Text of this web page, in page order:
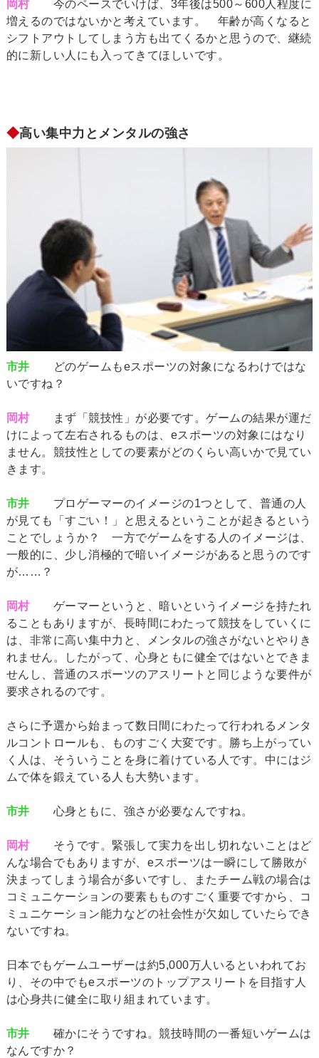
岡村今のペースでいけば、3年後は500～600人程度に
増えるのではないかと考えています。 年齢が高くなると
シフトアウトしてしまう方も出てくるかと思うので、継続
的に新しい人にも入ってきてほしいです。
◆高い集中力とメンタルの強さ
市井 どのゲームもeスポーツの対象になるわけではな
いですね？
岡村まず「競技性」が必要です。ゲームの結果が運だ
けによって左右されるものは、eスポーツの対象にはなり
ません。競技性としての要素がどのくらい高いかで見てい
きます。
市井 プロゲーマーのイメージの1つとして、普通の人
が見ても「すごい！」と思えるということが起きるという
ことでしょうか？ 一方でゲームをする人のイメージは、
一般的に、少し消極的で暗いイメージがあると思うのです
が……？
岡村ゲーマーというと、暗いというイメージを持たれ
ることもありますが、長時間にわたって競技をしていくに
は、非常に高い集中力と、メンタルの強さがないとやりき
れません。したがって、心身ともに健全ではないとできま
せんし、普通のスポーツのアスリートと同じような要件が
要求されるのです。
さらに予選から始まって数日間にわたって行われるメンタ
ルコントロールも、ものすごく大変です。勝ち上がってい
く人は、そういうことを身に着けている人です。中にはジ
ムで体を鍛えている人も大勢います。
市井 心身ともに、強さが必要なんですね。
岡村そうです。緊張して実力を出し切れないことはど
んな場合でもありますが、eスポーツは一瞬にして勝敗が
決まってしまう場合が多いですし、またチーム戦の場合は
コミュニケーションの要素もものすごく重要ですから、コ
ミュニケーション能力などの社会性が欠如していたらでき
ないですね。
日本でもゲームユーザーは約5,000万人いるといわれてお
り、その中でもeスポーツのトップアスリートを目指す人
は心身共に健全に取り組まれています。
市井 確かにそうですね。競技時間の一番短いゲームは
なんですか？